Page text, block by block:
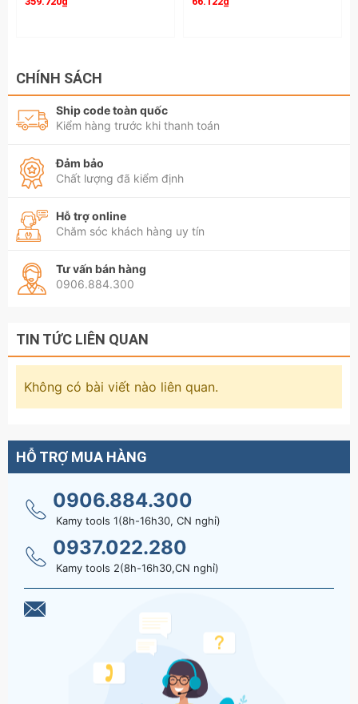
CHÍNH SÁCH
Ship code toàn quốc
Kiểm hàng trước khi thanh toán
Đảm bảo
Chất lượng đã kiểm định
Hỗ trợ online
Chăm sóc khách hàng uy tín
Tư vấn bán hàng
0906.884.300
TIN TỨC LIÊN QUAN
Không có bài viết nào liên quan.
HỖ TRỢ MUA HÀNG
0906.884.300
Kamy tools 1(8h-16h30, CN nghỉ)
0937.022.280
Kamy tools 2(8h-16h30,CN nghỉ)